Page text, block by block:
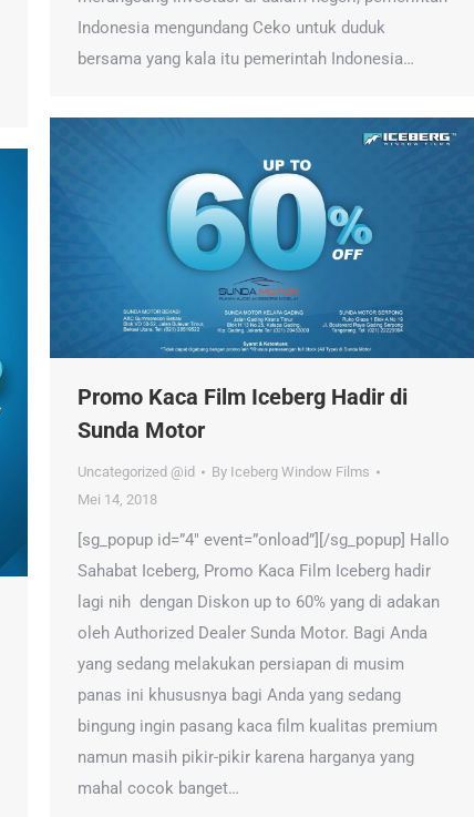
Indonesia mengundang Ceko untuk duduk
bersama yang kala itu pemerintah Indonesia…
Promo Kaca Film Iceberg Hadir di
Sunda Motor
Uncategorized @id By Iceberg Window Films
Mei 14, 2018
[sg_popup id=”4″ event=”onload”][/sg_popup] Hallo
Sahabat Iceberg, Promo Kaca Film Iceberg hadir
lagi nih dengan Diskon up to 60% yang di adakan
oleh Authorized Dealer Sunda Motor. Bagi Anda
yang sedang melakukan persiapan di musim
panas ini khususnya bagi Anda yang sedang
bingung ingin pasang kaca film kualitas premium
namun masih pikir-pikir karena harganya yang
mahal cocok banget…